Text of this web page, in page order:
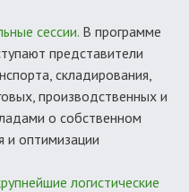
сессии. В программе
представители
складирования,
производственных и
о собственном
и оптимизации
логистические